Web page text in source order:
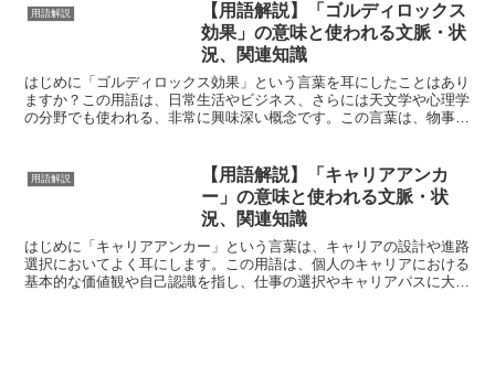
用語解説
【用語解説】「ゴルディロックス
効果」の意味と使われる文脈・状
況、関連知識
はじめに「ゴルディロックス効果」という言葉を耳にしたことはあり
ますか？この用語は、日常生活やビジネス、さらには天文学や心理学
の分野でも使われる、非常に興味深い概念です。この言葉は、物事が
用語解説
【用語解説】「キャリアアンカ
ー」の意味と使われる文脈・状
況、関連知識
はじめに「キャリアアンカー」という言葉は、キャリアの設計や進路
選択においてよく耳にします。この用語は、個人のキャリアにおける
基本的な価値観や自己認識を指し、仕事の選択やキャリアパスに大き